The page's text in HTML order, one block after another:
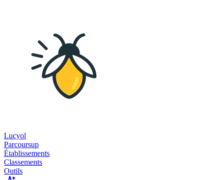
Lucyol
Parcoursup
Établissements
Classements
Outils